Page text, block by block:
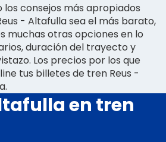
los consejos más apropiados
- Altafulla sea el más barato,
muchas otras opciones en lo
duración del trayecto y
Los precios por los que
tus billetes de tren Reus -
en tren